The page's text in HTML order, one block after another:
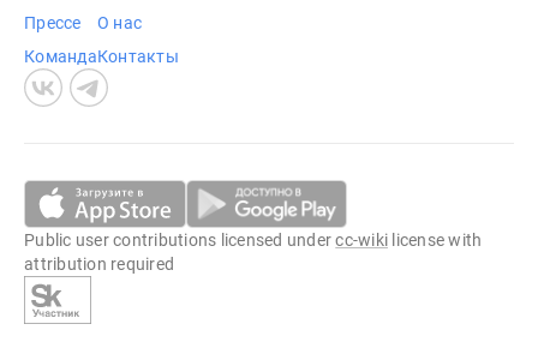
Прессе
Команда
О нас
Контакты
Public user contributions licensed undercc-wiki license with
attribution required